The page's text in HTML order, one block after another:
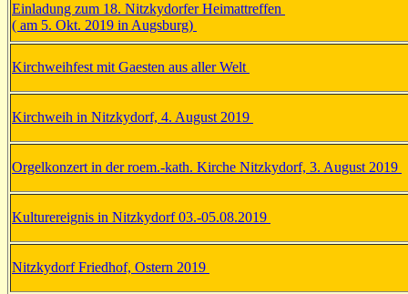
Einladung zum 18. Nitzkydorfer Heimattreffen
( am 5. Okt. 2019 in Augsburg)
Kirchweihfest mit Gaesten aus aller Welt
Kirchweih in Nitzkydorf, 4. August 2019
Orgelkonzert in der roem.-kath. Kirche Nitzkydorf, 3. August 2019
Kulturereignis in Nitzkydorf 03.-05.08.2019
Nitzkydorf Friedhof, Ostern 2019